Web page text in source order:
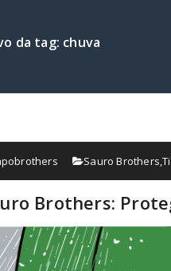
da tag: chuva
Sauro Brothers,
Brothers: